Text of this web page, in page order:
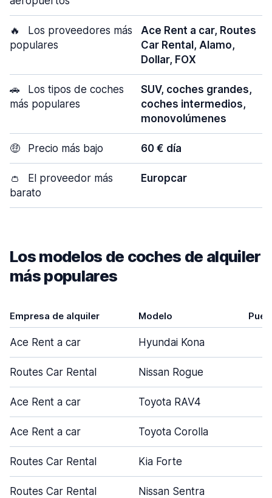
🔥
Los proveedores más
populares
Ace Rent a car, Routes
Car Rental, Alamo,
Dollar, FOX
🚗
Los tipos de coches
más populares
SUV, coches grandes,
coches intermedios,
monovolúmenes
🤑 Precio más bajo 60 € día
👛
El proveedor más
barato
Europcar
Los modelos de coches de alquiler
más populares
Empresa de alquiler Modelo
Ace Rent a car Hyundai Kona
Routes Car Rental Nissan Rogue
Ace Rent a car Toyota RAV4
Ace Rent a car Toyota Corolla
Routes Car Rental Kia Forte
Routes Car Rental Nissan Sentra